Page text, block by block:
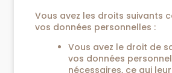
Vous avez les droits suivants
vos données personnelles :
Vous avez le droit de
vos données
nécessaires, ce qui